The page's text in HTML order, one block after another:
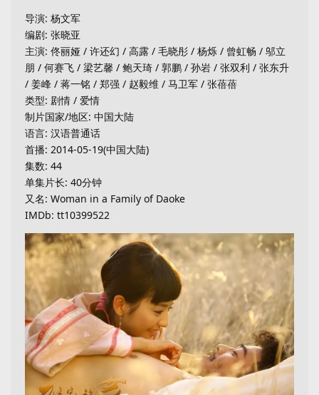
导演: 杨文军
编剧: 张晓亚
主演: 佟丽娅 / 许还幻 / 高露 / 毛晓彤 / 杨烁 / 曾虹畅 / 邬立
朋 / 何赛飞 / 梁艺馨 / 鲍天琦 / 郭鹏 / 孙岩 / 张双利 / 张东升
/ 姜峰 / 蒋一铭 / 郑强 / 赵毅维 / 马卫军 / 张蓓蓓
类型: 剧情 / 爱情
制片国家/地区: 中国大陆
语言: 汉语普通话
首播: 2014-05-19(中国大陆)
集数: 44
单集片长: 40分钟
又名: Woman in a Family of Daoke
IMDb: tt10399522